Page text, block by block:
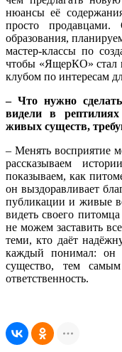
нюансы её
просто
образования,
мастер-классы по
чтобы «ЯщерКО» стал
клубом по интересам
– Что нужно
видели в
живых существ,
– Менять восприятие
рассказываем
показываем, как
он выздоравливает
публикации и живые
видеть своего
не можем заставить
теми, кто даёт
каждый понимал: он
существо, тем
ответственность.